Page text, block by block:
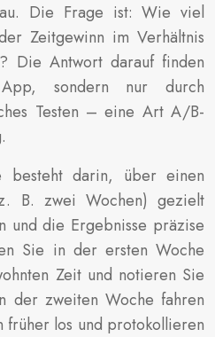
Die Frage ist: Wie viel
Zeitgewinn im Verhältnis
Die Antwort darauf finden
sondern nur durch
Testen – eine Art A/B-
besteht darin, über einen
B. zwei Wochen) gezielt
und die Ergebnisse präzise
Sie in der ersten Woche
Zeit und notieren Sie
der zweiten Woche fahren
früher los und protokollieren